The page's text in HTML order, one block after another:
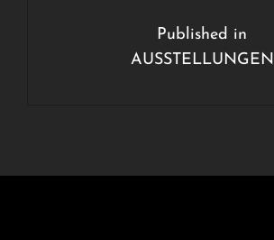
Published in
AUSSTELLUNGEN